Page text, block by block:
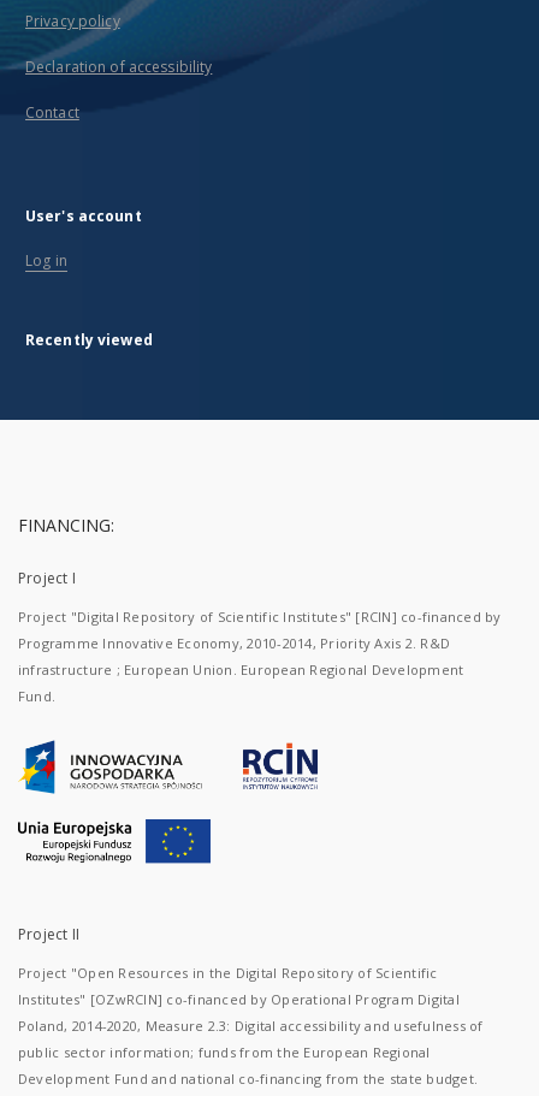
Privacy policy
Declaration of accessibility
Contact
User's account
Log in
Recently viewed
FINANCING:
Project I
Project "Digital Repository of Scientific Institutes" [RCIN] co-financed by
Programme Innovative Economy, 2010-2014, Priority Axis 2. R&D
infrastructure ; European Union. European Regional Development
Fund.
Project II
Project "Open Resources in the Digital Repository of Scientific
Institutes" [OZwRCIN] co-financed by Operational Program Digital
Poland, 2014-2020, Measure 2.3: Digital accessibility and usefulness of
public sector information; funds from the European Regional
Development Fund and national co-financing from the state budget.